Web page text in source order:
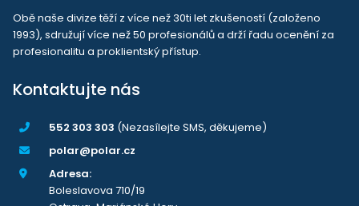
Obě naše divize těží z více než 30ti let zkušeností (založeno
1993), sdružují více než 50 profesionálů a drží řadu ocenění za
profesionalitu a proklientský přístup.
Kontaktujte nás
552 303 303 (Nezasílejte SMS, děkujeme)
polar@polar.cz
Adresa:
Boleslavova 710/19